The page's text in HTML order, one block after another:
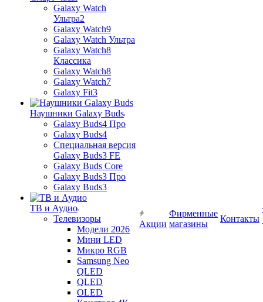
Galaxy Watch
Ультра2
Galaxy Watch9
Galaxy Watch Ультра
Galaxy Watch8
Классика
Galaxy Watch8
Galaxy Watch7
Galaxy Fit3
Наушники Galaxy Buds
Galaxy Buds4 Про
Galaxy Buds4
Специальная версия
Galaxy Buds3 FE
Galaxy Buds Core
Galaxy Buds3 Про
Galaxy Buds3
ТВ и Аудио
Телевизоры
Модели 2026
Мини LED
Микро RGB
Samsung Neo
QLED
QLED
OLED
Акции
Фирменные
магазины
Контакты